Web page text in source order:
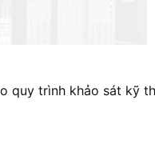
quy trình khảo sát kỹ